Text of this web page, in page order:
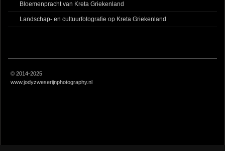
Bloemenpracht van Kreta Griekenland
Landschap- en cultuurfotografie op Kreta Griekenland
© 2014-2025
www.jodyzweserijnphotography.nl